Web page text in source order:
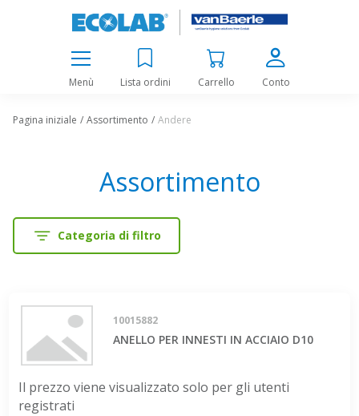
Menù Lista ordini Carrello Conto
Pagina iniziale Assortimento Andere
Assortimento
Categoria di filtro
10015882
ANELLO PER INNESTI IN ACCIAIO D10
Il prezzo viene visualizzato solo per gli utenti
registrati